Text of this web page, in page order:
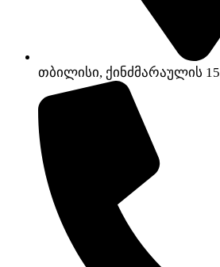
თბილისი, ქინძმარაულის 15